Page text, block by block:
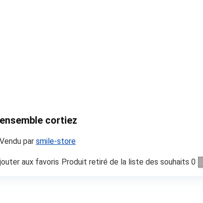
ensemble cortiez
Vendu par smile-store
aux favoris Produit retiré de la liste des souhaits 0